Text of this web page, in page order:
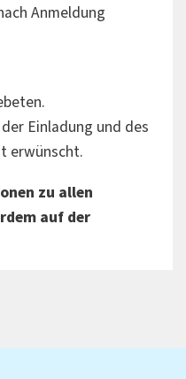
Anmeldung
Einladung und des
erwünscht.
zu allen
auf der